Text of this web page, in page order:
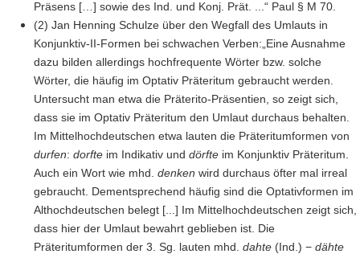
Präsens […] sowie des Ind. und Konj. Prät. ...“ Paul § M 70.
(2) Jan Henning Schulze über den Wegfall des Umlauts in
Konjunktiv-II-Formen bei schwachen Verben:„Eine Ausnahme
dazu bilden allerdings hochfrequente Wörter bzw. solche
Wörter, die häufig im Optativ Präteritum gebraucht werden.
Untersucht man etwa die Präterito-Präsentien, so zeigt sich,
dass sie im Optativ Präteritum den Umlaut durchaus behalten.
Im Mittelhochdeutschen etwa lauten die Präteritumformen von
durfen:dorfte im Indikativ unddörfte im Konjunktiv Präteritum.
Auch ein Wort wie mhd.denkenwird durchaus öfter mal irreal
gebraucht. Dementsprechend häufig sind die Optativformen im
Althochdeutschen belegt [...] Im Mittelhochdeutschen zeigt sich,
dass hier der Umlaut bewahrt geblieben ist. Die
Präteritumformen der 3. Sg. lauten mhd.dahte (Ind.) −dähte